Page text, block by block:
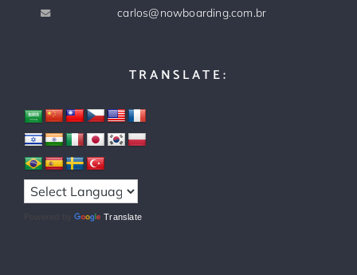
carlos@nowboarding.com.br
TRANSLATE:
Powered by Translate